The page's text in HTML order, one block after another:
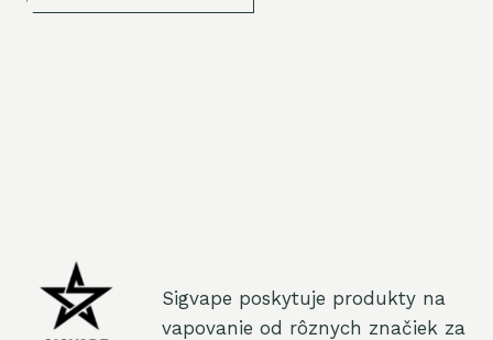
Sigvape poskytuje produkty na
vapovanie od rôznych značiek za